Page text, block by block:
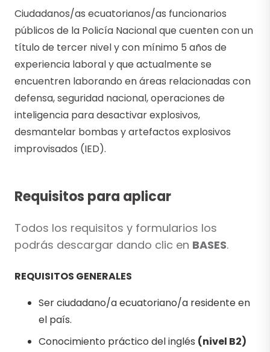
Ciudadanos/as ecuatorianos/as funcionarios
públicos de la Policía Nacional que cuenten con un
título de tercer nivel y con mínimo 5 años de
experiencia laboral y que actualmente se
encuentren laborando en áreas relacionadas con
defensa, seguridad nacional, operaciones de
inteligencia para desactivar explosivos,
desmantelar bombas y artefactos explosivos
improvisados (IED).
Requisitos para aplicar
Todos los requisitos y formularios los
podrás descargar dando clic en BASES.
REQUISITOS GENERALES
Ser ciudadano/a ecuatoriano/a residente en
el país.
Conocimiento práctico del inglés (nivel B2)